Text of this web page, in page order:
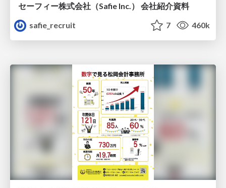
セーフィー株式会社（Safie Inc.） 会社紹介資料
safie_recruit
7 460k